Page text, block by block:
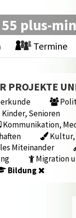
plus-
Termine
PROJEKTE
Kinder, Senioren
Kommunikation,
Kultur,
Miteinander
Migration
Bildung